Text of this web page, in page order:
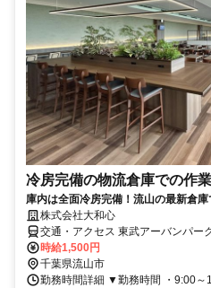
冷房完備の物流倉庫での作
庫内は全面冷房完備！流山の最新倉
株式会社大和心
交通・アクセス 東武アーバンパー
自転車通勤OK！（無料の駐輪場完
たかの森 東武アーバンパークライ
あり
時給1,500円
千葉県流山市
勤務時間詳細 ▼勤務時間 ・9:00